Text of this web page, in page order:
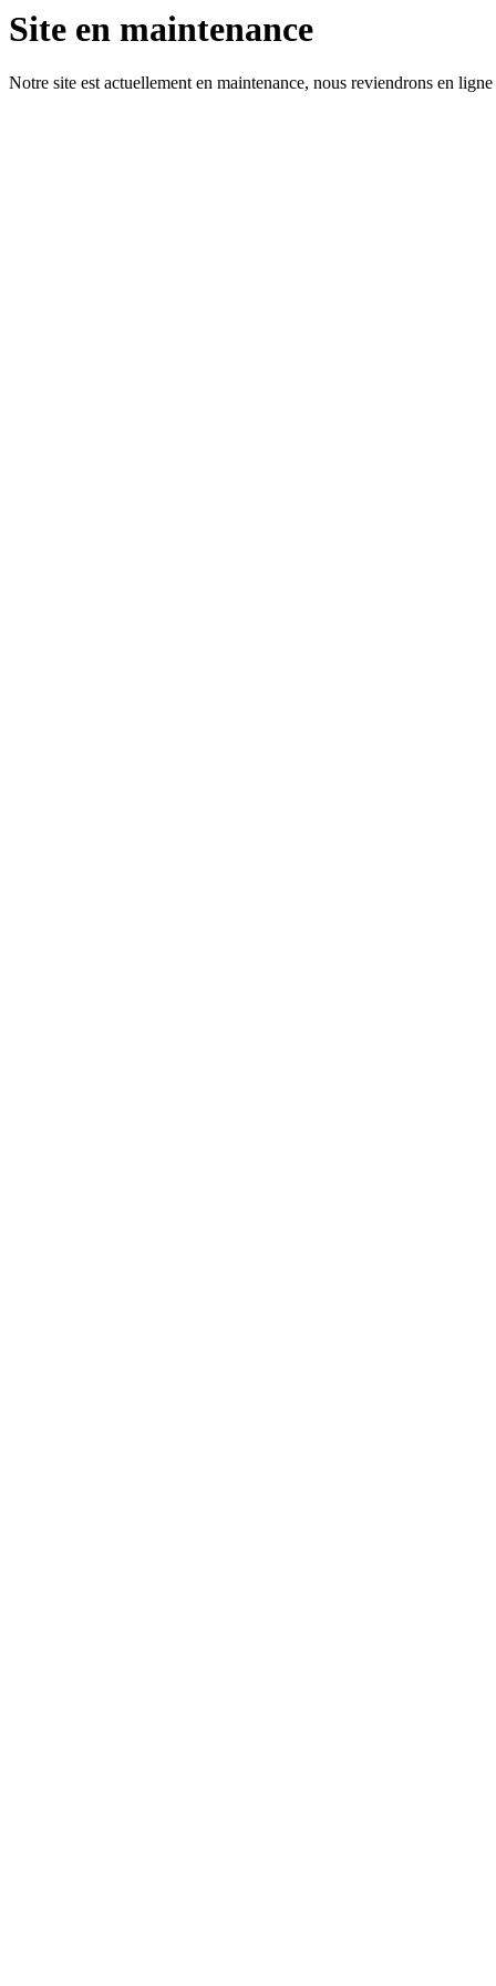
Site en maintenance
Notre site est actuellement en maintenance, nous reviendrons en